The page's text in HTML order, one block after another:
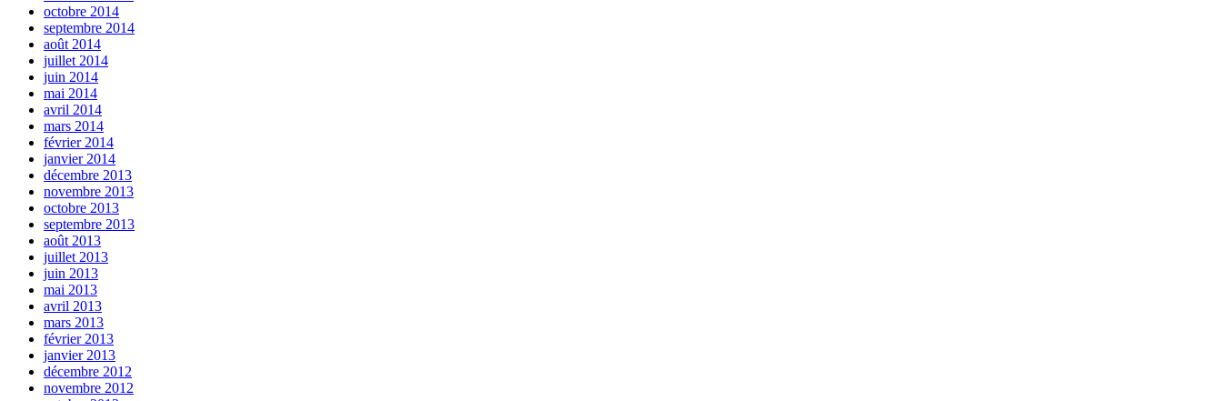
octobre 2014
septembre 2014
août 2014
juillet 2014
juin 2014
mai 2014
avril 2014
mars 2014
février 2014
janvier 2014
décembre 2013
novembre 2013
octobre 2013
septembre 2013
août 2013
juillet 2013
juin 2013
mai 2013
avril 2013
mars 2013
février 2013
janvier 2013
décembre 2012
novembre 2012